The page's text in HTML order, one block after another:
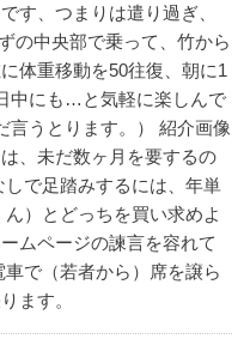
す、つまりは遣り過ぎ、
の中央部で乗って、竹から
体重移動を50往復、朝に1
中にも…と気軽に楽しんで
うとります。）
紹介画像
、未だ数ヶ月を要するの
しで足踏みするには、年単
）とどっちを買い求めよ
ムページの諫言を容れて
車で（若者から）席を譲ら
ます。